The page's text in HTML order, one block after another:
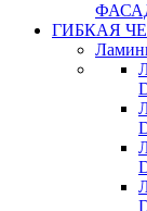
ГИБКАЯ